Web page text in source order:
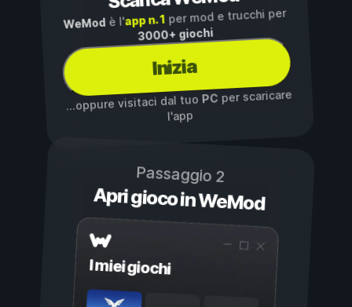
WeMod è l'app n. 1per mod e trucchi per
3000+ giochi
Inizia
...oppure visitaci dal tuoPC per scaricare
l'app
Passaggio 2
Apri gioco in WeMod
I miei giochi